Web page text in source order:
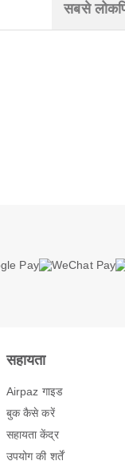
सबसे
सहायता
Airpaz गाइड
बुक कैसे करें
सहायता केंद्र
उपयोग की शर्तें